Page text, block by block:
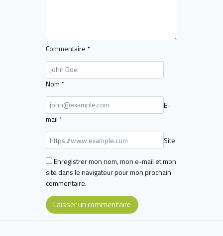
Commentaire *
Nom *
E-
mail *
Site
Enregistrer mon nom, mon e-mail et mon
site dans le navigateur pour mon prochain
commentaire.